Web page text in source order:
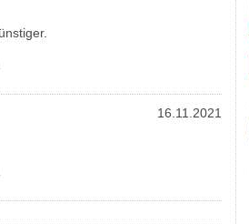
16.11.2021